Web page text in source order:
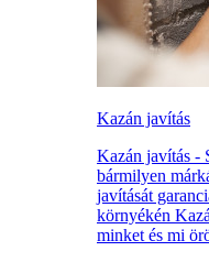
Kazán javítás
Kazán javítás -
bármilyen
javítását
környékén
minket és mi